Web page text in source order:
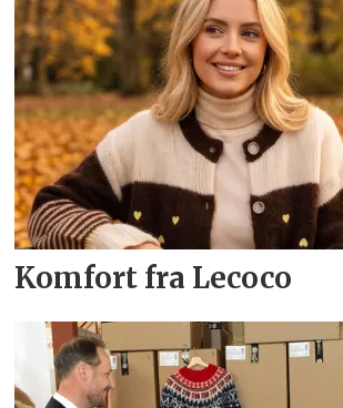
Komfort fra Lecoco